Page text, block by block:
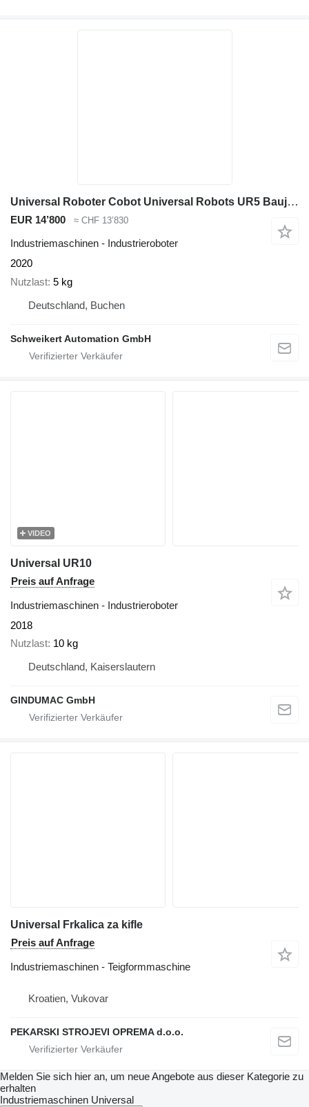
Universal Roboter Cobot Universal Robots UR5 Baujahr: 2020
EUR 14’800 ≈ CHF 13’830
Industriemaschinen - Industrieroboter
2020
Nutzlast 5 kg
Deutschland, Buchen
Schweikert Automation GmbH
VIDEO
Universal UR10
Preis auf Anfrage
Industriemaschinen - Industrieroboter
2018
Nutzlast 10 kg
Deutschland, Kaiserslautern
GINDUMAC GmbH
Universal Frkalica za kifle
Preis auf Anfrage
Industriemaschinen - Teigformmaschine
Kroatien, Vukovar
PEKARSKI STROJEVI OPREMA d.o.o.
Melden Sie sich hier an, um neue Angebote aus dieser Kategorie zu
erhalten
Industriemaschinen Universal